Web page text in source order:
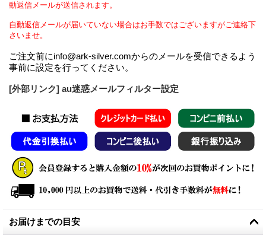
動返信メールが送信されます。
自動返信メールが届いていない場合はお手数ではございますがご連絡下
さいませ。
ご注文前にinfo@ark-silver.comからのメールを受信できるよう
事前に設定を行ってください。
[外部リンク] au迷惑メールフィルター設定
お届けまでの目安